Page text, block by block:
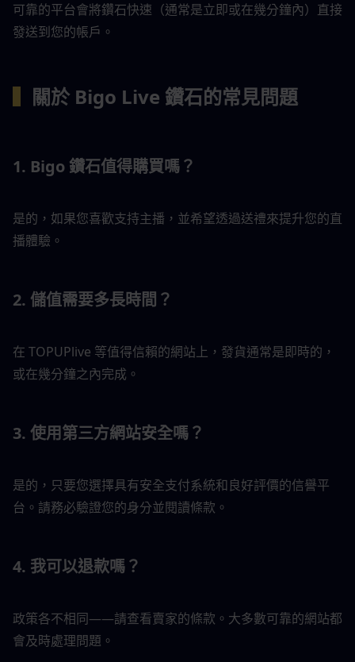
可靠的平台會將鑽石快速（通常是立即或在幾分鐘內）直接
發送到您的帳戶。
關於 Bigo Live 鑽石的常見問題
1. Bigo 鑽石值得購買嗎？
是的，如果您喜歡支持主播，並希望透過送禮來提升您的直
播體驗。
2. 儲值需要多長時間？
在 TOPUPlive 等值得信賴的網站上，發貨通常是即時的，
或在幾分鐘之內完成。
3. 使用第三方網站安全嗎？
是的，只要您選擇具有安全支付系統和良好評價的信譽平
台。請務必驗證您的身分並閱讀條款。
4. 我可以退款嗎？
政策各不相同——請查看賣家的條款。大多數可靠的網站都
會及時處理問題。